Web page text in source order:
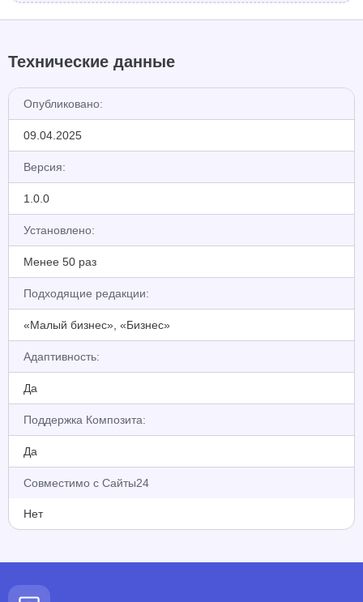
Технические данные
Опубликовано:
09.04.2025
Версия:
1.0.0
Установлено:
Менее 50 раз
Подходящие редакции:
«Малый бизнес», «Бизнес»
Адаптивность:
Да
Поддержка Композита:
Да
Совместимо с Сайты24
Нет